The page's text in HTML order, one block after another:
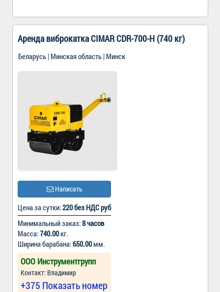
Аренда виброкатка CIMAR CDR-700-H (740 кг)
Беларусь | Минская область | Минск
Написать
Цена за сутки:220 без НДС руб
Минимальный заказ:8 часов
Масса:740.00кг.
Ширина барабана:650.00мм.
ООО Инструментгрупп
Контакт: Владимир
+375 Показать номер